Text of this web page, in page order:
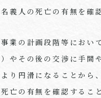
義人の死亡の有無を確
業の計画段階等にお
やその後の交渉に手間
り円滑になることか
亡の有無を確認するこ